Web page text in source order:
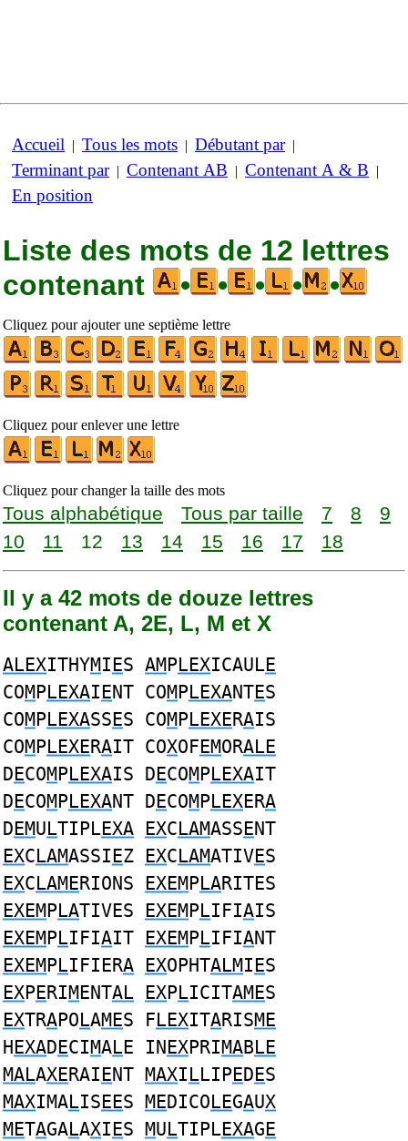
Accueil | Tous les mots | Débutant par|
Terminant par| Contenant AB | Contenant A & B |
En position
Liste des mots de 12 lettres
contenant
• • • • •
Cliquez pour ajouter une septième lettre
Cliquez pour enlever une lettre
Cliquez pour changer la taille des mots
Tous alphabétique Tous par taille 7 8
9
10
11 12 13 14 15 16 17 18
Il y a 42 mots de douze lettres
contenant A, 2E, L, M et X
ALEXITHYMIES AMPLEXICAULE
COMPLEXAIENT COMPLEXANTES
COMPLEXASSES COMPLEXERAIS
COMPLEXERAIT COXOFEMORALE
DECOMPLEXAIS DECOMPLEXAIT
DECOMPLEXANT DECOMPLEXERA
DEMULTIPLEXA EXCLAMASSENT
EXCLAMASSIEZ EXCLAMATIVES
EXCLAMERIONS EXEMPLARITES
EXEMPLATIVES EXEMPLIFIAIS
EXEMPLIFIAIT EXEMPLIFIANT
EXEMPLIFIERA EXOPHTALMIES
EXPERIMENTAL EXPLICITAMES
EXTRAPOLAMES FLEXITARISME
HEXADECIMALE INEXPRIMABLE
MALAXERAIENT MAXILLIPEDES
MAXIMALISEES MEDICOLEGAUX
METAGALAXIES MULTIPLEXAGE